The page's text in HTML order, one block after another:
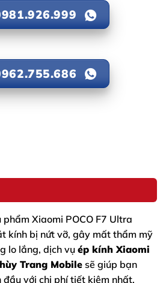
phẩm Xiaomi POCO F7 Ultra
kính bị nứt vỡ, gây mất thẩm mỹ
lo lắng, dịch vụ ép kính Xiaomi
Trang Mobile sẽ giúp bạn
đầu với chi phí tiết kiệm nhất.